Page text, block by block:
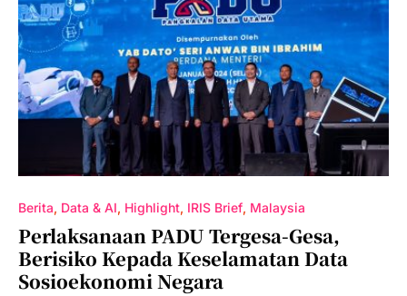
Berita Data & AI Highlight IRIS Brief Malaysia
Perlaksanaan PADU Tergesa-Gesa,
Berisiko Kepada Keselamatan Data
Sosioekonomi Negara